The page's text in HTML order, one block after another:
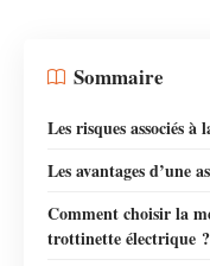
Sommaire
Les risques associés
Les avantages d’une
Comment choisir la
trottinette électrique ?